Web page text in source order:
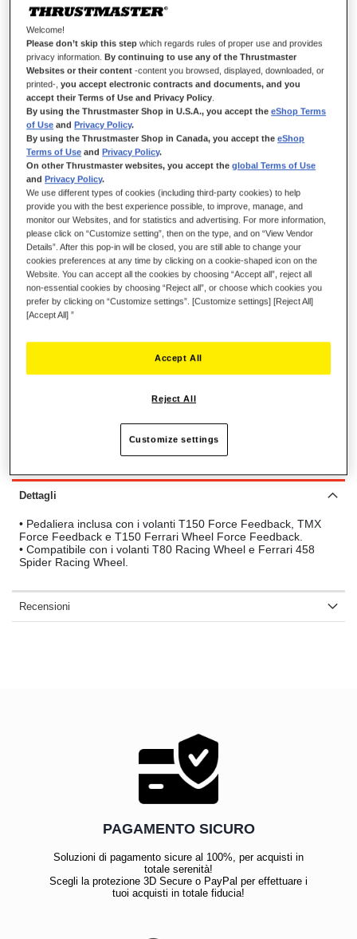
2-PEDAL PEDAL SET - T150/
T80/SPIDER
DISPONIBILE
• Ampia pedaliera ottimizzata.
• Pedale del freno a resistenza progressiva.
• Regolazione individuale dell'angolo di inclinazione di ciascun pedale.
45,99 €
AGGIUNGI AL CARRELLO
Lista dei desideri
Dettagli
• Pedaliera inclusa con i volanti T150 Force Feedback, TMX
Force Feedback e T150 Ferrari Wheel Force Feedback.
• Compatibile con i volanti T80 Racing Wheel e Ferrari 458
Spider Racing Wheel.
Recensioni
PAGAMENTO SICURO
Soluzioni di pagamento sicure al 100%, per acquisti in
totale serenità!
Scegli la protezione 3D Secure o PayPal per effettuare i
tuoi acquisti in totale fiducia!
Welcome!
Please don’t skip this step which regards rules of proper use and provides
privacy information.By continuing to use any of the Thrustmaster
Websites or their content -content you browsed, displayed, downloaded, or
printed-,you accept electronic contracts and documents, and you
accept their Terms of Use and Privacy Policy
By using the Thrustmaster Shop in U.S.A., you accept theeShop Terms
of Use andPrivacy Policy.
By using the Thrustmaster Shop in Canada, you accept theeShop
Terms of Use andPrivacy Policy.
On other Thrustmaster websites, you accept theglobal Terms of Use
andPrivacy Policy.
We use different types of cookies (including third-party cookies) to help
provide you with the best experience possible, to improve, manage, and
monitor our Websites, and for statistics and advertising. For more information,
please click on “Customize setting”, then on the type, and on “View Vendor
Details”. After this pop-in will be closed, you are still able to change your
cookies preferences at any time by clicking on a cookie-shaped icon on the
Website. You can accept all the cookies by choosing “Accept all”, reject all
non-essential cookies by choosing “Reject all”, or choose which cookies you
prefer by clicking on “Customize settings”. [Customize settings] [Reject All]
[Accept All] ”
Reject All
Accept All
Customize settings